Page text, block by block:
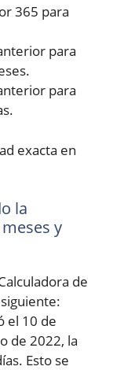
365 para
para
para
exacta en
la
y
de
el 10 de
de 2022, la
Esto se